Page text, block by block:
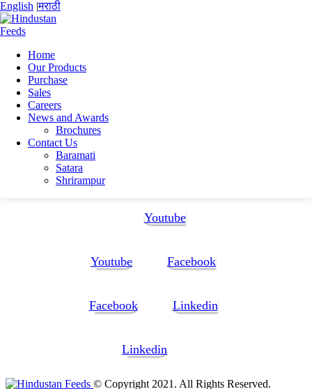
English |मराठी
Home
Our Products
Purchase
Sales
Careers
News and Awards
Brochures
Contact Us
Baramati
Satara
Shrirampur
Home
Yogesh Sudam Rahane
CV_Yogesh Rahane 2024
CV_Yogesh Rahane 2024
CV_Yogesh Rahane 2024
Youtube
Youtube Facebook
Facebook Linkedin
Linkedin
© Copyright 2021. All Rights Reserved.